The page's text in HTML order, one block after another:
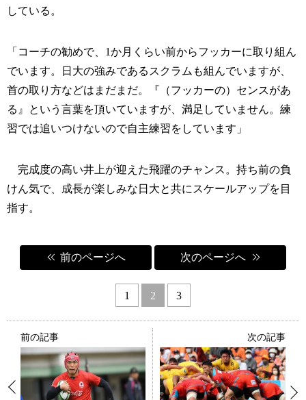
している。
「コーチの勧めで、1か月くらい前からフッカーに取り組ん
でいます。日大の強みであるスクラムも組んでいますが、
首の取り方などはまだまだ。『（フッカーの）センスがあ
る』という言葉を頂いていますが、満足していません。練
習では追いつけないので自主練習をしています」
完成度の高い井上が迎えた飛躍のチャンス。持ち前の負
けん気で、成長が楽しみな日大と共にスケールアップを目
指す。
前のページへ 次のページへ
1 2 3
前の記事 次の記事